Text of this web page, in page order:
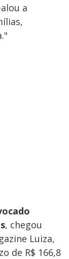
a
, chegou
Luiza,
de R$ 166,8